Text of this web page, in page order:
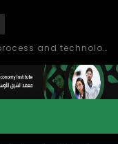
Knowledge Management: concepts, process and technology